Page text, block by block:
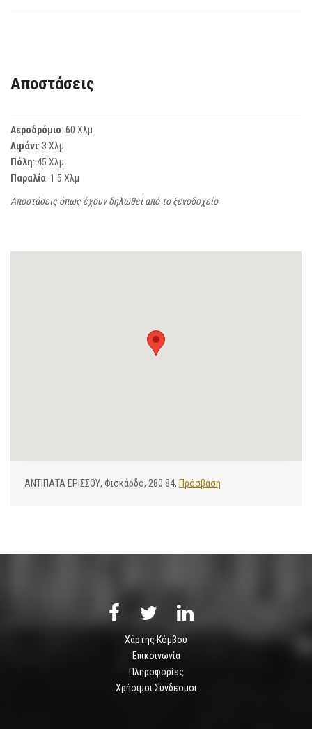
Αποστάσεις
Αεροδρόμιο: 60 Χλμ
Λιμάνι: 3 Χλμ
Πόλη: 45 Χλμ
Παραλία: 1.5 Χλμ
Αποστάσεις όπως έχουν δηλωθεί από το ξενοδοχείο
ΑΝΤΙΠΑΤΑ ΕΡΙΣΣΟΥ, Φισκάρδο, 280 84, Πρόσβαση
Χάρτης Κόμβου
Επικοινωνία
Πληροφορίες
Χρήσιμοι Σύνδεσμοι